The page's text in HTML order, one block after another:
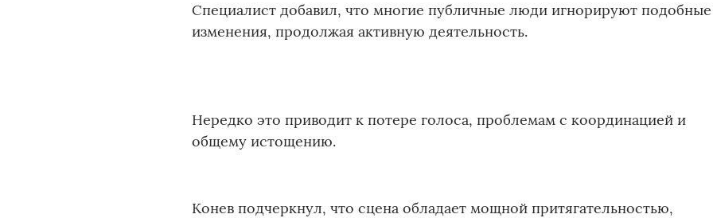
Специалист добавил, что многие публичные люди игнорируют подобные
изменения, продолжая активную деятельность.
Нередко это приводит к потере голоса, проблемам с координацией и
общему истощению.
Конев подчеркнул, что сцена обладает мощной притягательностью,